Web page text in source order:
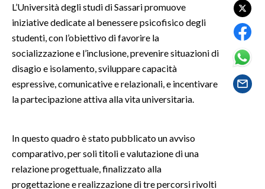
CULTURA
SPETTACOLI
GOSSIP
SALUTE
SARDI NEL MONDO
NOTIZIE
L’Università degli studi di Sassari promuove
iniziative dedicate al benessere psicofisico degli
studenti, con l’obiettivo di favorire la
socializzazione e l’inclusione, prevenire situazioni di
disagio e isolamento, sviluppare capacità
espressive, comunicative e relazionali, e incentivare
la partecipazione attiva alla vita universitaria.
In questo quadro è stato pubblicato un avviso
comparativo, per soli titoli e valutazione di una
relazione progettuale, finalizzato alla
progettazione e realizzazione di tre percorsi rivolti